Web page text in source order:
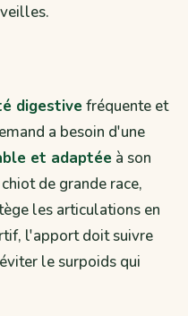
digestive fréquente et
a besoin d'une
et adaptée à son
de grande race,
les articulations en
l'apport doit suivre
le surpoids qui